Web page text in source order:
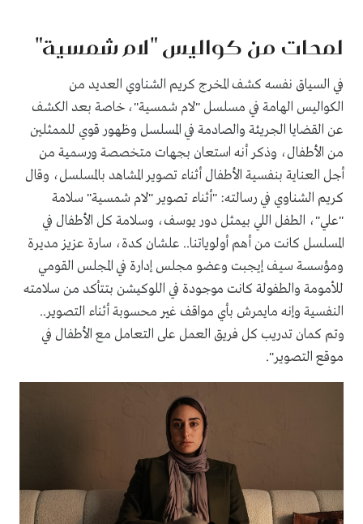
لمحات من كواليس "لام شمسية"
في السياق نفسه كشف المخرج كريم الشناوي العديد من
الكواليس الهامة في مسلسل "لام شمسية"، خاصة بعد الكشف
عن القضايا الجريئة والصادمة في المسلسل وظهور قوي للممثلين
من الأطفال، وذكر أنه استعان بجهات متخصصة ورسمية من
أجل العناية بنفسية الأطفال أثناء تصوير المشاهد بالمسلسل، وقال
كريم الشناوي في رسالته: "أثناء تصوير "لام شمسية" سلامة
"علي"، الطفل اللي بيمثل دور يوسف، وسلامة كل الأطفال في
المسلسل كانت من أهم أولوياتنا.. ‏‎علشان كدة، سارة عزيز مديرة
ومؤسسة سيف إيجبت وعضو مجلس إدارة في المجلس القومي
للأمومة والطفولة كانت موجودة في اللوكيشن بتتأكد من سلامته
النفسية وإنه مايمرش بأي مواقف غير محسوبة أثناء التصوير..
‏‎وتم كمان تدريب كل فريق العمل على التعامل مع الأطفال في
موقع التصوير".